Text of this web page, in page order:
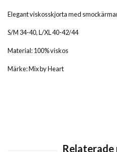
Elegant viskosskjorta med
S/M 34-40, L/XL 40-42/44
Material: 100% viskos
Märke: Mix by Heart